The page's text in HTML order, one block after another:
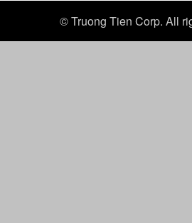
© Truong Tien Corp. All